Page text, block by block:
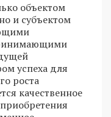
объектом
и субъектом
успеха для
роста
качественное